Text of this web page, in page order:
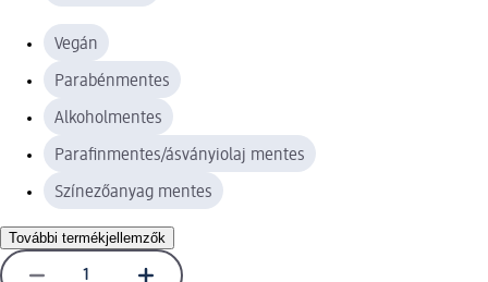
Vegán
Parabénmentes
Alkoholmentes
Parafinmentes/ásványiolaj mentes
Színezőanyag mentes
További termékjellemzők